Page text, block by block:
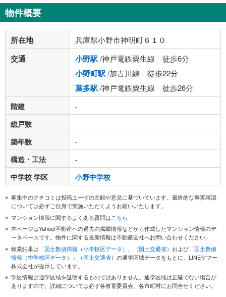
物件概要
所在地 兵庫県小野市神明町６１０
交通 小野駅/神戸電鉄粟生線 徒歩6分
小野町駅/加古川線 徒歩22分
葉多駅/神戸電鉄粟生線 徒歩26分
階建
-
総戸数
-
築年数
-
構造・工法
-
中学校 学区
小野中学校
募集中のクチコミは投稿ユーザの主観や意見に基づいています。最終的な事実確認
については必ずご自身で実施いただくようお願いいたします。
マンション情報に関するよくある質問はこちら
本ページはYahoo!不動産への過去の掲載情報などから作成したマンション情報のデ
ータベースです。物件に関する最新情報は不動産会社へお問い合わせください。
検索結果は 「国土数値情報（小学校区データ）」（国土交通省） および 「国土数値
情報（中学校区データ）」（国土交通省） の通学区域データをもとに、LINEヤフー
株式会社が提示しています。
学区情報は通学区域を証明するものではありません。通学区域は正確でない場合が
ありますので、詳細については必ず各教育委員会、各市町村にお問合せください。